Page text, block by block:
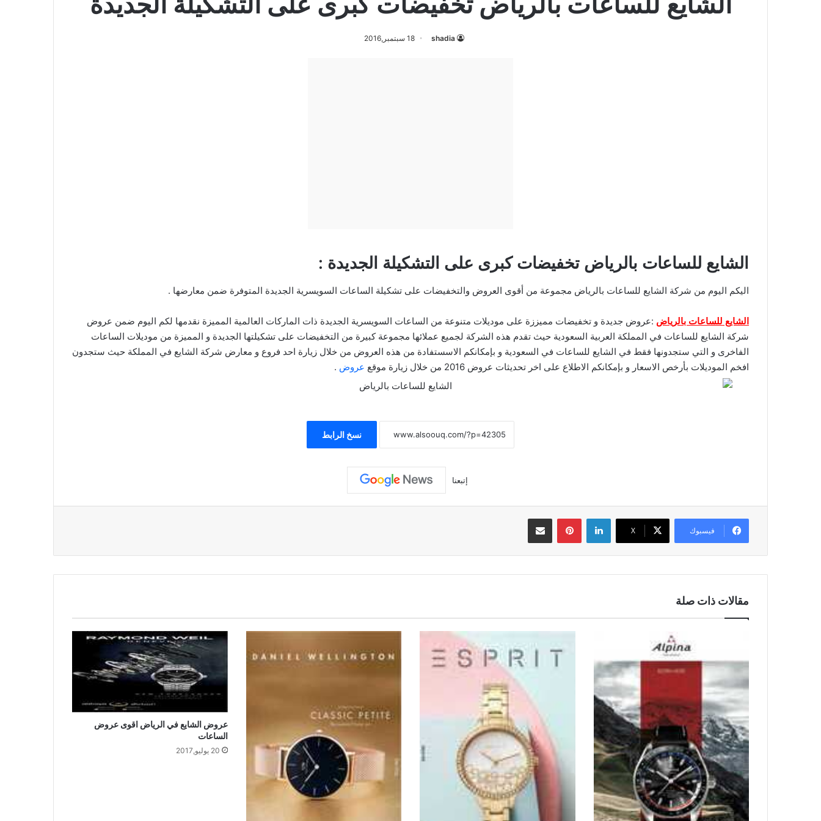
shadia 18 سبتمبر,2016
الشايع للساعات بالرياض تخفيضات كبرى على التشكيلة الجديدة :
اليكم اليوم من شركة الشايع للساعات بالرياض مجموعة من أقوى العروض والتخفيضات على تشكيلة الساعات السويسرية الجديدة المتوفرة ضمن معارضها .
الشايع للساعات بالرياض :عروض جديدة و تخفيضات مميززة على موديلات متنوعة من الساعات السويسرية الجديدة ذات الماركات العالمية المميزة نقدمها لكم اليوم ضمن عروض
شركة الشايع للساعات في المملكة العربية السعودية حيث تقدم هذه الشركة لجميع عملائها مجموعة كبيرة من التخفيضات على تشكيلتها الجديدة و المميزة من موديلات الساعات
الفاخرى و التي ستجدونها فقط في الشايع للساعات في السعودية و بإمكانكم الاسستفادة من هذه العروض من خلال زيارة احد فروع و معارض شركة الشايع في المملكة حيث ستجدون
افخم الموديلات بأرخص الاسعار و بإمكانكم الاطلاع على اخر تحديثات عروض 2016 من خلال زيارة موقع
عروض .
نسخ الرابط
إتبعنا
فيسبوك ‫X
لينكدإن بينتيريستمشاركة عبر البريد
مقالات ذات صلة
عروض الشايع في الرياض اقوى عروض
الساعات
20 يوليو,2017